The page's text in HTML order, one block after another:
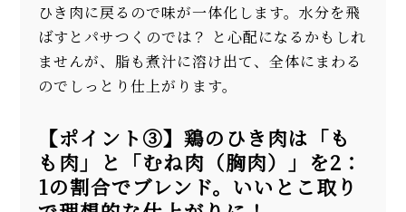
ひき肉に戻るので味が一体化します。水分を飛
ばすとパサつくのでは？ と心配になるかもしれ
ませんが、脂も煮汁に溶け出て、全体にまわる
のでしっとり仕上がります。
【ポイント③】鶏のひき肉は「も
も肉」と「むね肉（胸肉）」を2：
1の割合でブレンド。いいとこ取り